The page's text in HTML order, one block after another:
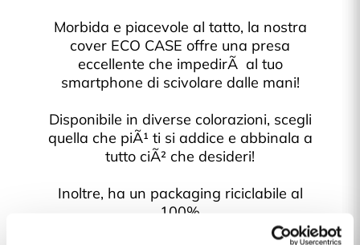
Morbida e piacevole al tatto, la nostra
cover ECO CASE offre una presa
eccellente che impedirÃ al tuo
smartphone di scivolare dalle mani!
Disponibile in diverse colorazioni, scegli
quella che piÃ¹ ti si addice e abbinala a
tutto ciÃ² che desideri!
Inoltre, ha un packaging riciclabile al
100%